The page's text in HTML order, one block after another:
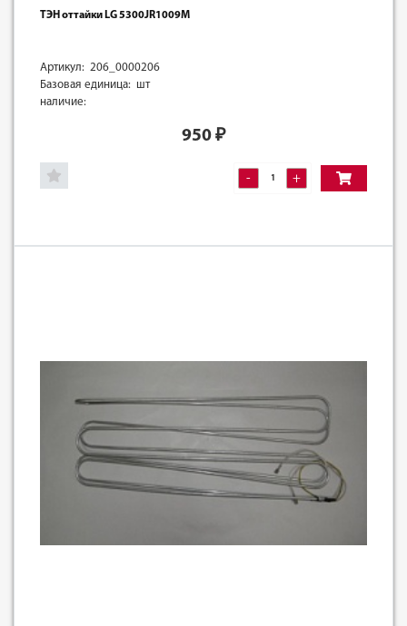
ТЭН оттайки LG 5300JR1009M
Артикул: 206_0000206
Базовая единица: шт
наличие:
950 ₽
- +